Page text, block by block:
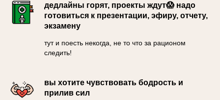
дедлайны горят, проекты ждут😱 надо
готовиться к презентации, эфиру, отчету,
экзамену
тут и поесть некогда, не то что за рационом
следить!
вы хотите чувствовать бодрость и
прилив сил